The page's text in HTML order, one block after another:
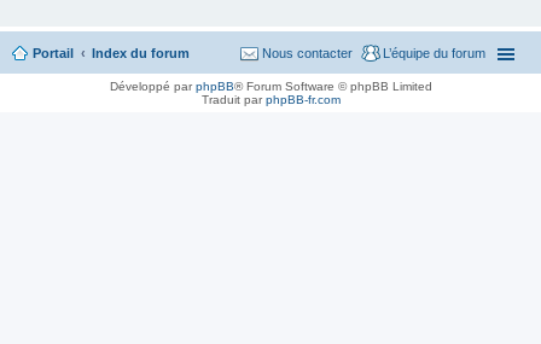
Portail Index du forum L’équipe du forum
Nous contacter
Développé parphpBB® Forum Software © phpBB Limited
Traduit parphpBB-fr.com